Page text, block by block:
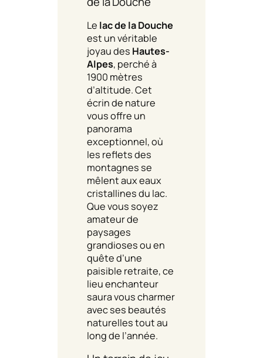
Le lac de la Douche
est un véritable
joyau des Hautes-
Alpes, perché à
1900 mètres
d’altitude. Cet
écrin de nature
vous offre un
panorama
exceptionnel, où
les reflets des
montagnes se
mêlent aux eaux
cristallines du lac.
Que vous soyez
amateur de
paysages
grandioses ou en
quête d’une
paisible retraite, ce
lieu enchanteur
saura vous charmer
avec ses beautés
naturelles tout au
long de l’année.